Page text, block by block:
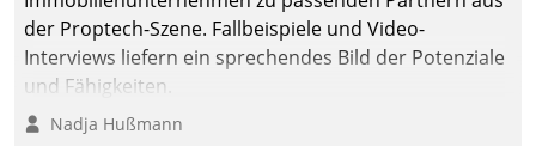
der Proptech-Szene. Fallbeispiele und Video-
Interviews liefern ein sprechendes Bild der Potenziale
und Fähigkeiten.
Nadja Hußmann